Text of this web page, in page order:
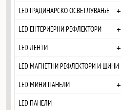
LED ГРАДИНАРСКО ОСВЕТЛУВАЊЕ
+
LED ЕНТЕРИЕРНИ РЕФЛЕКТОРИ +
LED ЛЕНТИ +
LED МАГНЕТНИ РЕФЛЕКТОРИ И ШИНИ
LED МИНИ ПАНЕЛИ
+
LED ПАНЕЛИ